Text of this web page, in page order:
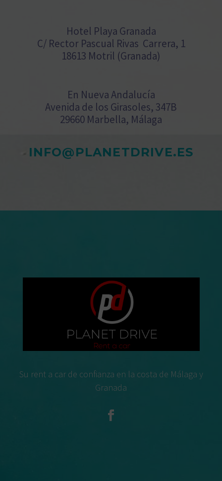
Hotel Playa Granada
C/ Rector Pascual Rivas Carrera, 1
18613 Motril (Granada)
En Nueva Andalucía
Avenida de los Girasoles, 347B
29660 Marbella, Málaga
INFO@PLANETDRIVE.ES
Su rent a car de confianza en la costa de Málaga y
Granada